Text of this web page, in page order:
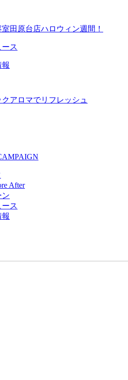
田原台店ハロウィン週間！
ス
アロマでリフレッシュ
After
ン
ス